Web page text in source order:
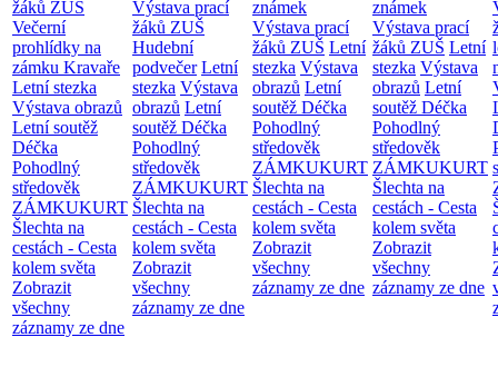
žáků ZUŠ
Večerní
prohlídky na
zámku Kravaře
Letní stezka
Výstava obrazů
Letní soutěž
Déčka
Pohodlný
středověk
ZÁMKUKURT
Šlechta na
cestách - Cesta
kolem světa
Zobrazit
všechny
záznamy ze dne
Výstava prací
žáků ZUŠ
Hudební
podvečer Letní
stezka Výstava
obrazů Letní
soutěž Déčka
Pohodlný
středověk
ZÁMKUKURT
Šlechta na
cestách - Cesta
kolem světa
Zobrazit
všechny
záznamy ze dne
známek
Výstava prací
žáků ZUŠ Letní
stezka Výstava
obrazů Letní
soutěž Déčka
Pohodlný
středověk
ZÁMKUKURT
Šlechta na
cestách - Cesta
kolem světa
Zobrazit
všechny
záznamy ze dne
známek
Výstava prací
žáků ZUŠ Letní
stezka Výstava
obrazů Letní
soutěž Déčka
Pohodlný
středověk
ZÁMKUKURT
Šlechta na
cestách - Cesta
kolem světa
Zobrazit
všechny
záznamy ze dne